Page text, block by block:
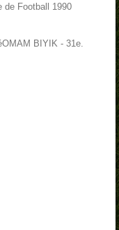
de Football 1990
OMAM BIYIK - 31e.